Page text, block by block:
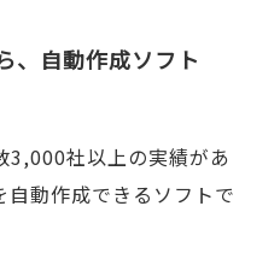
、自動作成ソフト
3,000社以上の実績があ
自動作成できるソフトで